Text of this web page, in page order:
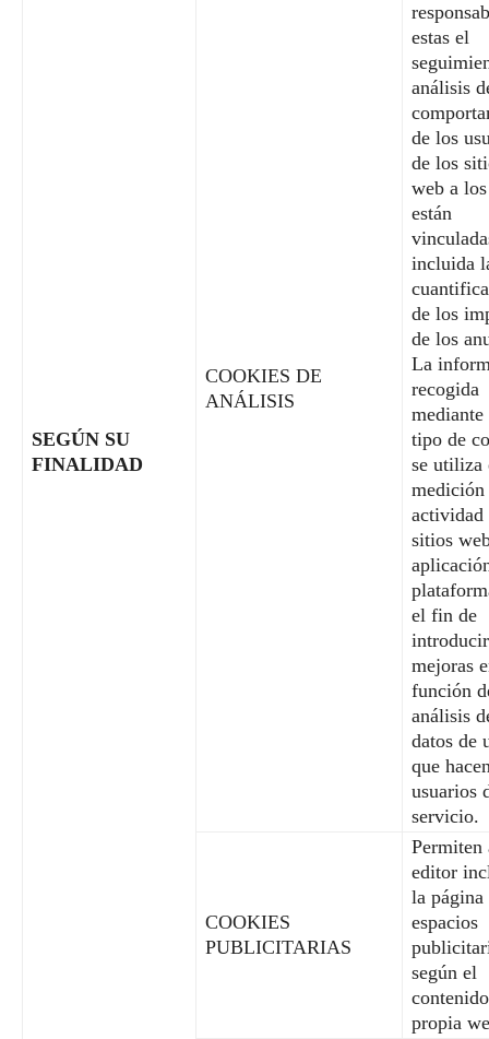
SEGÚN SU
FINALIDAD
COOKIES DE
ANÁLISIS
estas el
análisis
de los
de los
web a
están
incluida
de los
de los
La
recogida
mediante
tipo de
se utiliza
medición
actividad
sitios
el fin de
introducir
mejoras
función
análisis
datos de
que
usuarios
servicio.
COOKIES
PUBLICITARIAS
Permiten
editor
la página
espacios
según el
propia